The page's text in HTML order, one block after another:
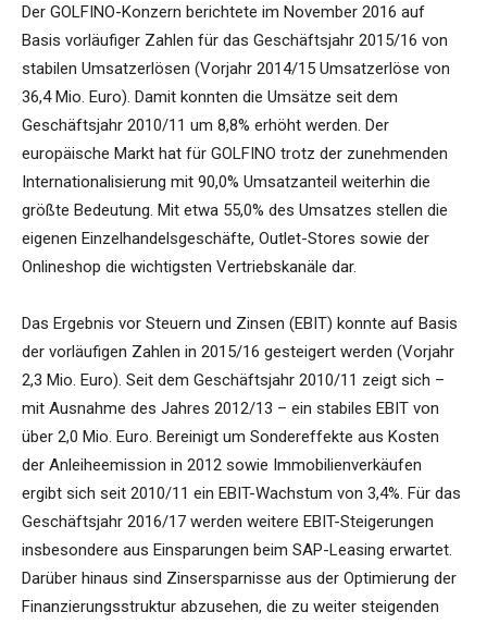
Der GOLFINO-Konzern berichtete im November 2016 auf
Basis vorläufiger Zahlen für das Geschäftsjahr 2015/16 von
stabilen Umsatzerlösen (Vorjahr 2014/15 Umsatzerlöse von
36,4 Mio. Euro). Damit konnten die Umsätze seit dem
Geschäftsjahr 2010/11 um 8,8% erhöht werden. Der
europäische Markt hat für GOLFINO trotz der zunehmenden
Internationalisierung mit 90,0% Umsatzanteil weiterhin die
größte Bedeutung. Mit etwa 55,0% des Umsatzes stellen die
eigenen Einzelhandelsgeschäfte, Outlet-Stores sowie der
Onlineshop die wichtigsten Vertriebskanäle dar.
Das Ergebnis vor Steuern und Zinsen (EBIT) konnte auf Basis
der vorläufigen Zahlen in 2015/16 gesteigert werden (Vorjahr
2,3 Mio. Euro). Seit dem Geschäftsjahr 2010/11 zeigt sich –
mit Ausnahme des Jahres 2012/13 – ein stabiles EBIT von
über 2,0 Mio. Euro. Bereinigt um Sondereffekte aus Kosten
der Anleiheemission in 2012 sowie Immobilienverkäufen
ergibt sich seit 2010/11 ein EBIT-Wachstum von 3,4%. Für das
Geschäftsjahr 2016/17 werden weitere EBIT-Steigerungen
insbesondere aus Einsparungen beim SAP-Leasing erwartet.
Darüber hinaus sind Zinsersparnisse aus der Optimierung der
Finanzierungsstruktur abzusehen, die zu weiter steigenden